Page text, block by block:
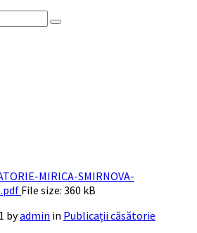
MIRICA-SMIRNOVA-
File size: 360 kB
byadmin in Publicații căsătorie